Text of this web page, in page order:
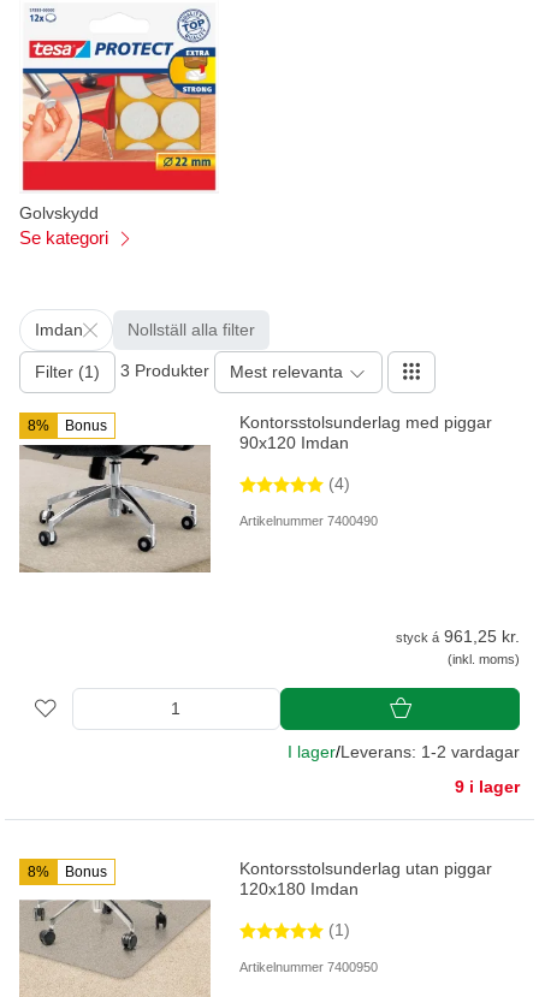
Golvskydd
Se kategori
Imdan Nollställ alla filter
Filter (1) 3 Produkter Mest relevanta
8% Bonus
Kontorsstolsunderlag med piggar
90x120 Imdan
(4)
Artikelnummer 7400490
styck á 961,25 kr.
(inkl. moms)
I lager/Leverans: 1-2 vardagar
9 i lager
8% Bonus
Kontorsstolsunderlag utan piggar
120x180 Imdan
(1)
Artikelnummer 7400950